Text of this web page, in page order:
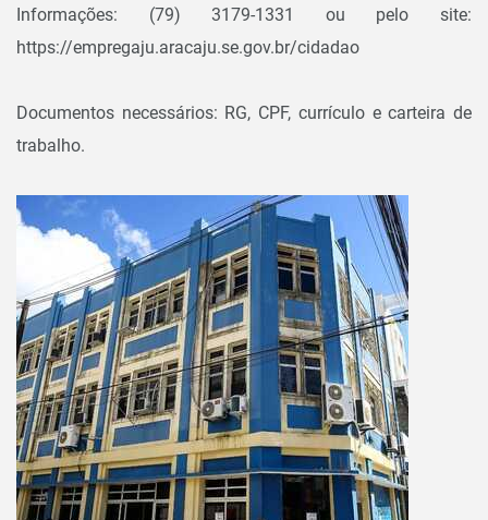
Informações: (79) 3179-1331 ou pelo site:
https://empregaju.aracaju.se.gov.br/cidadao
Documentos necessários: RG, CPF, currículo e carteira de
trabalho.